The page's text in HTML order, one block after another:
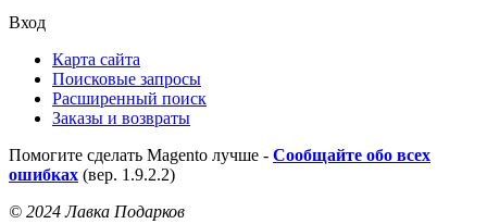
Вход
Карта сайта
Поисковые запросы
Расширенный поиск
Заказы и возвраты
Помогите сделать Magento лучше - Сообщайте обо всех
ошибках (вер. 1.9.2.2)
© 2024 Лавка Подарков